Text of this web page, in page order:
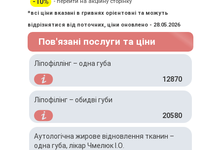
*всі ціни вказані в гривнях орієнтовні та можуть
відрізнятися від поточних, ціни оновлено - 28.05.2026
Пов'язані послуги та ціни
Ліпофіллінг – одна губа
12870
Ліпофілінг – обидві губи
20580
Аутологічна жирове відновлення тканин –
одна губа, лікар Чмелюк І.О.